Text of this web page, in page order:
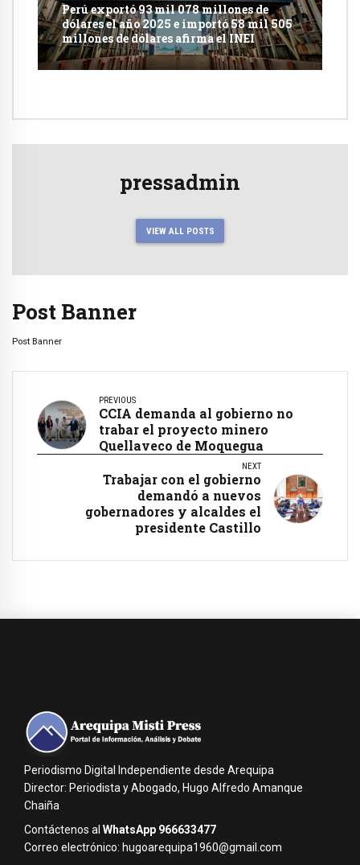
Perú exportó 93 mil 078 millones de
dólares el año 2025 e importó 58 mil 505
millones de dólares afirma el INEI
pressadmin
VIEW ALL POSTS
Post Banner
Post Banner
PREVIOUS
CCIA demanda al gobierno no
trabar el proyecto minero
Quellaveco de Moquegua
NEXT
Trabajar con el gobierno
demandó a nuevos
gobernadores y alcaldes el
presidente Castillo
Periodismo Digital Independiente desde Arequipa
Director: Periodista y Abogado, Hugo Alfredo Amanque
Chaiña
Contáctenos al WhatsApp 966633477
Correo electrónico: hugoarequipa1960@gmail.com